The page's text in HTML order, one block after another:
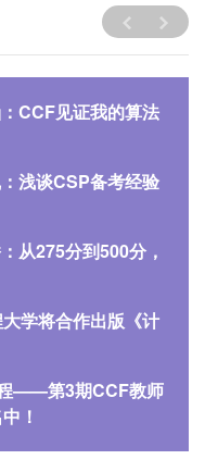
CCF见证我的算法
浅谈CSP备考经验
从275分到500分，
学将合作出版《计
——第3期CCF教师
！